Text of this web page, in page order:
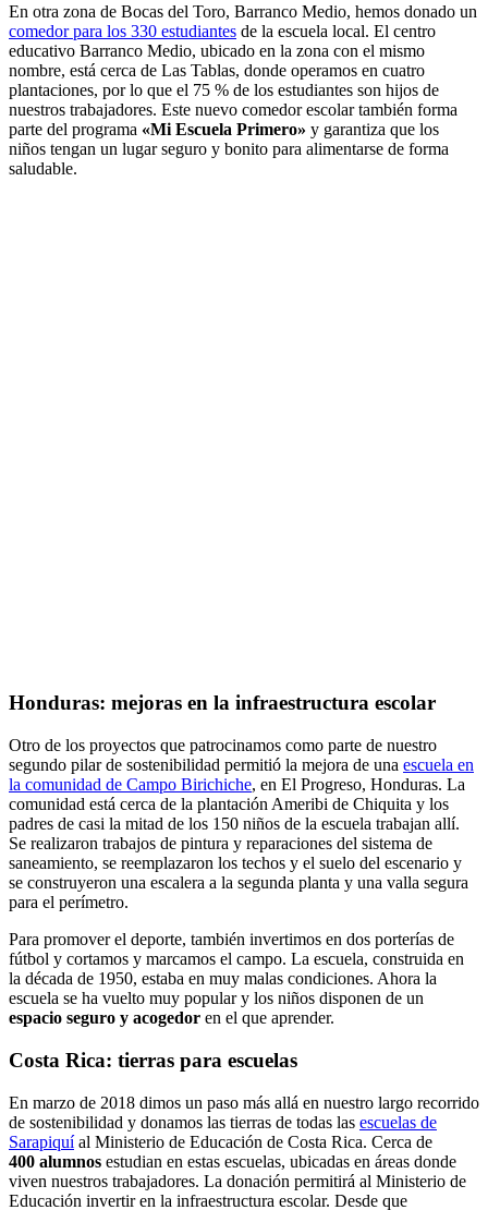
En otra zona de Bocas del Toro, Barranco Medio, hemos donado un
comedor para los 330 estudiantes de la escuela local. El centro
educativo Barranco Medio, ubicado en la zona con el mismo
nombre, está cerca de Las Tablas, donde operamos en cuatro
plantaciones, por lo que el 75 % de los estudiantes son hijos de
nuestros trabajadores. Este nuevo comedor escolar también forma
parte del programa «Mi Escuela Primero» y garantiza que los
niños tengan un lugar seguro y bonito para alimentarse de forma
saludable.
Honduras: mejoras en la infraestructura escolar
Otro de los proyectos que patrocinamos como parte de nuestro
segundo pilar de sostenibilidad permitió la mejora de una escuela en
la comunidad de Campo Birichiche, en El Progreso, Honduras. La
comunidad está cerca de la plantación Ameribi de Chiquita y los
padres de casi la mitad de los 150 niños de la escuela trabajan allí.
Se realizaron trabajos de pintura y reparaciones del sistema de
saneamiento, se reemplazaron los techos y el suelo del escenario y
se construyeron una escalera a la segunda planta y una valla segura
para el perímetro.
Para promover el deporte, también invertimos en dos porterías de
fútbol y cortamos y marcamos el campo. La escuela, construida en
la década de 1950, estaba en muy malas condiciones. Ahora la
escuela se ha vuelto muy popular y los niños disponen de un
espacio seguro y acogedor en el que aprender.
Costa Rica: tierras para escuelas
En marzo de 2018 dimos un paso más allá en nuestro largo recorrido
de sostenibilidad y donamos las tierras de todas las escuelas de
Sarapiquíal Ministerio de Educación de Costa Rica. Cerca de
400 alumnos estudian en estas escuelas, ubicadas en áreas donde
viven nuestros trabajadores. La donación permitirá al Ministerio de
Educación invertir en la infraestructura escolar. Desde que